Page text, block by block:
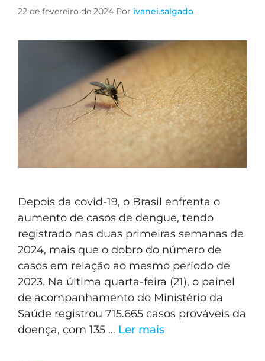
22 de fevereiro de 2024 Por ivanei.salgado
Depois da covid-19, o Brasil enfrenta o
aumento de casos de dengue, tendo
registrado nas duas primeiras semanas de
2024, mais que o dobro do número de
casos em relação ao mesmo período de
2023. Na última quarta-feira (21), o painel
de acompanhamento do Ministério da
Saúde registrou 715.665 casos prováveis da
doença, com 135 … Ler mais